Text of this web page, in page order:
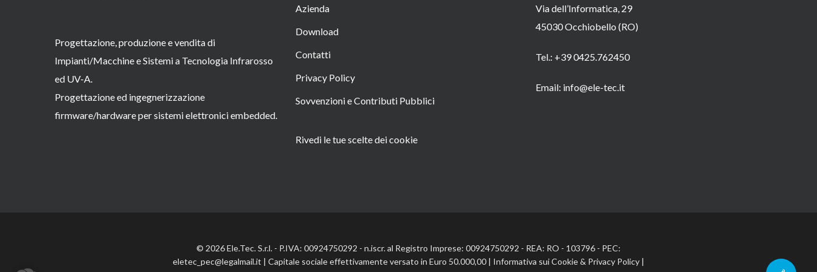
Progettazione, produzione e vendita di
Impianti/Macchine e Sistemi a Tecnologia Infrarosso
ed UV-A.
Progettazione ed ingegnerizzazione
firmware/hardware per sistemi elettronici embedded.
Azienda
Download
Contatti
Privacy Policy
Sovvenzioni e Contributi Pubblici
Rivedi le tue scelte dei cookie
Via dell’Informatica, 29
45030 Occhiobello (RO)
Tel.: +39 0425.762450
Email: info@ele-tec.it
© 2026 Ele.Tec. S.r.l. - P.IVA: 00924750292 - n.iscr. al Registro Imprese: 00924750292 - REA: RO - 103796 - PEC:
eletec_pec@legalmail.it | Capitale sociale effettivamente versato in Euro 50.000,00 | Informativa sui Cookie& Privacy Policy|